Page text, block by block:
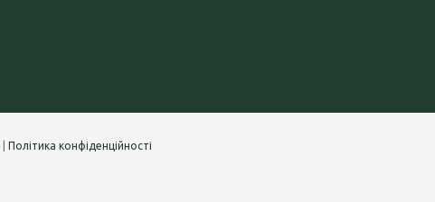
Політика конфіденційності